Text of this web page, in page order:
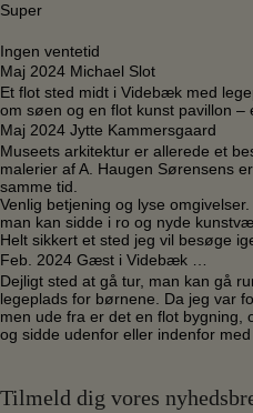
Super
Ingen ventetid
Maj 2024 Michael Slot
Et flot sted midt i Videbæk med
om søen og en flot kunst pavillon –
Maj 2024 Jytte Kammersgaard
Museets arkitektur er allerede et
malerier af A. Haugen Sørensens
samme tid.
Venlig betjening og lyse
man kan sidde i ro og nyde
Helt sikkert et sted jeg vil besøge
Feb. 2024 Gæst i Videbæk …
Dejligt sted at gå tur, man kan gå
legeplads for børnene. Da jeg var
men ude fra er det en flot bygning,
og sidde udenfor eller indenfor
Tilmeld dig vores